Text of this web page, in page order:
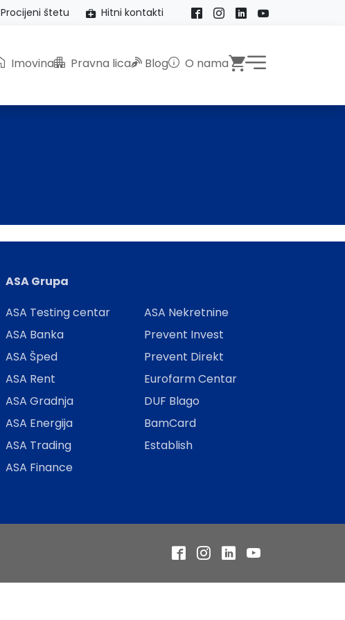
Procijeni štetu Hitni kontakti Facebook
Instagram
LinkedInYouTube
Imovina Pravna lica Blog O nama Webshop
ASA Grupa
ASA Testing centar
ASA Banka
ASA Šped
ASA Rent
ASA Gradnja
ASA Energija
ASA Trading
ASA Finance
ASA Nekretnine
Prevent Invest
Prevent Direkt
Eurofarm Centar
DUF Blago
BamCard
Establish
FacebookInstagram
LinkedInYouTube